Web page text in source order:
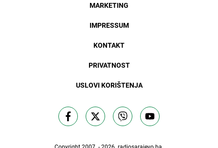
MARKETING
IMPRESSUM
KONTAKT
PRIVATNOST
USLOVI KORIŠTENJA